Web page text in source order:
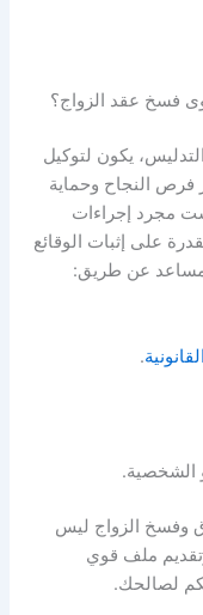
فسخ عقد الزواج؟
يكون لتوكيل
النجاح وحماية
مجرد إجراءات
على إثبات الوقائع
عن طريق:
.
الشخصية.
وفسخ الزواج ليس
ملف قوي
لصالحك.